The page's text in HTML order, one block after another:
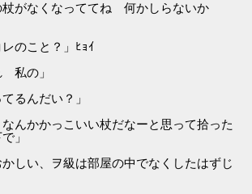
杖がなくなっててね 何かしらないか
のこと？」ﾋｮｲ
私の」
るんだい？」
んかかっこいい杖だなーと思って拾った
」
しい、ヲ級は部屋の中でなくしたはずじ